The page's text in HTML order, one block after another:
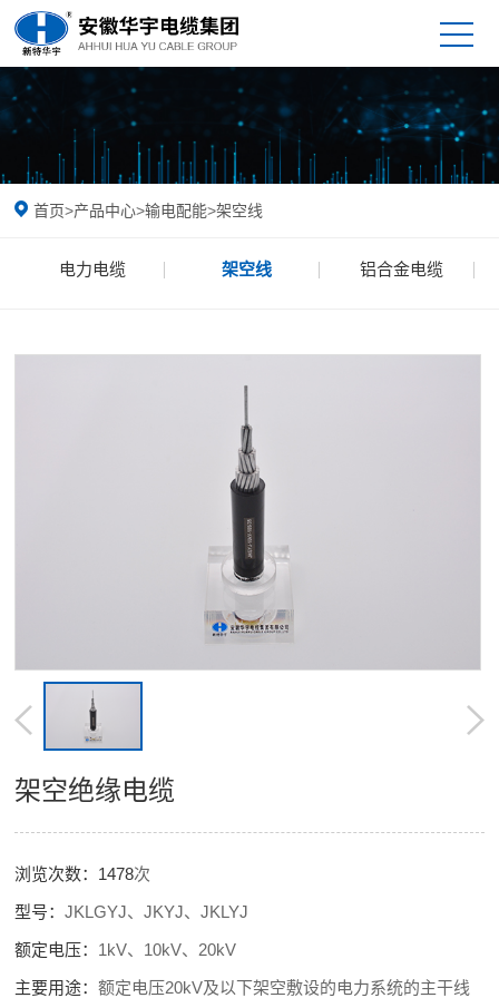
首页>产品中心>输电配能>架空线
电力电缆 架空线 铝合金电缆
架空绝缘电缆
浏览次数： 1478次
型号：JKLGYJ、JKYJ、JKLYJ
额定电压： 1kV、10kV、20kV
主要用途：额定电压20kV及以下架空敷设的电力系统的主干线